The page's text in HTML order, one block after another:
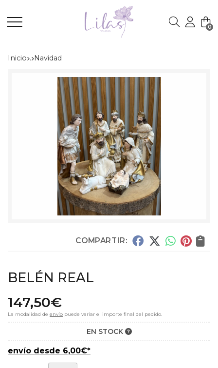
Buscar 0
Inicio . navidad
COMPARTIR:
BELÉN REAL
147,50€
La modalidad de envío puede variar el importe final del pedido.
EN STOCK
envío desde 6,00€*